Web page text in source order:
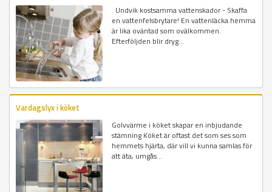
Undvik kostsamma vattenskador - Skaffa
en vattenfelsbrytare! En vattenläcka hemma
är lika oväntad som ovälkommen.
Efterföljden blir dryg...
Vardagslyx i köket
Golvvärme i köket skapar en inbjudande
stämning Köket är oftast det som ses som
hemmets hjärta, där vill vi kunna samlas för
att äta, umgås...